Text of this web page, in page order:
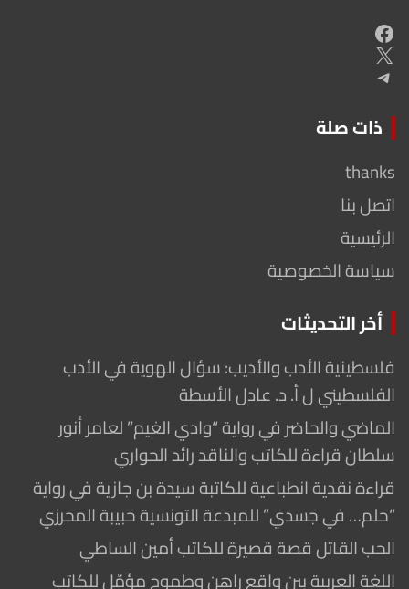
Facebook
X
Telegram
ذات صلة
thanks
اتصل بنا
الرئيسية
سياسة الخصوصية
أخر التحديثات
فلسطينية الأدب والأديب: سؤال الهوية في الأدب
الفلسطيني ل أ. د. عادل الأسطة
الماضي والحاضر في رواية “وادي الغيم” لعامر أنور
سلطان قراءة للكاتب والناقد رائد الحواري
قراءة نقدية انطباعية للكاتبة سيدة بن جازية في رواية
“حلم… في جسدي” للمبدعة التونسية حبيبة المحرزي
الحب القاتل قصة قصيرة للكاتب أمين الساطي
اللغة العربية بين واقع راهن وطموح مؤمّل للكاتب